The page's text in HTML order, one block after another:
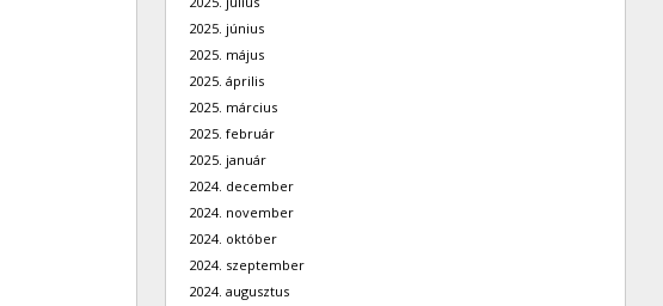
2025. június
2025. május
2025. április
2025. március
2025. február
2025. január
2024. december
2024. november
2024. október
2024. szeptember
2024. augusztus